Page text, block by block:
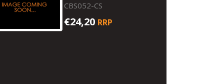
CBS052-CS
€24,20 RRP